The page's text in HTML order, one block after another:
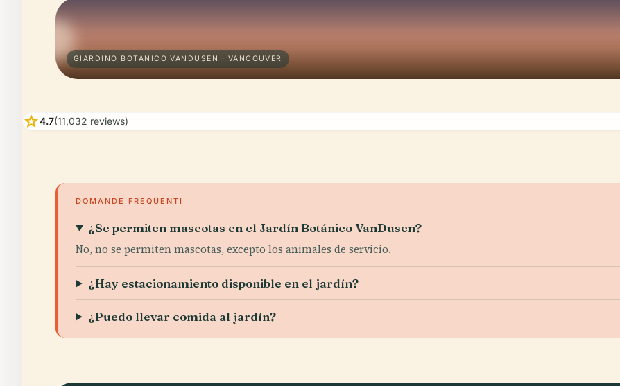
GIARDINO BOTANICO VANDUSEN · VANCOUVER
star4.7(11,032 reviews)
DOMANDE FREQUENTI
¿Se permiten mascotas en el Jardín Botánico VanDusen?
No, no se permiten mascotas, excepto los animales de servicio.
¿Hay estacionamiento disponible en el jardín?
¿Puedo llevar comida al jardín?